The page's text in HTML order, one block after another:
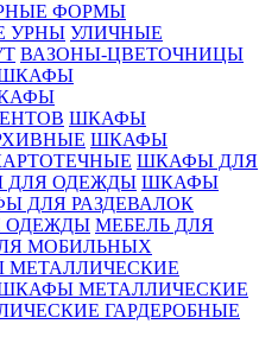
ФОРМЫ
УРНЫ УЛИЧНЫЕ
ВАЗОНЫ-ЦВЕТОЧНИЦЫ
ШКАФЫ
ШКАФЫ
ШКАФЫ ДЛЯ
ОДЕЖДЫ ШКАФЫ
ДЛЯ РАЗДЕВАЛОК
ОДЕЖДЫ МЕБЕЛЬ ДЛЯ
МОБИЛЬНЫХ
МЕТАЛЛИЧЕСКИЕ
ГАРДЕРОБНЫЕ